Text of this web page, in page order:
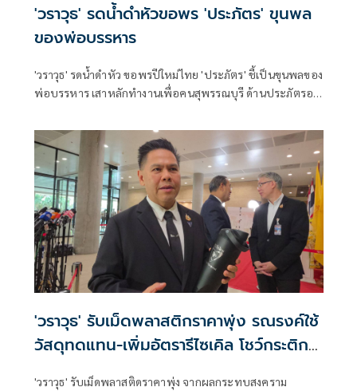
'วราวุธ' รดน้ำดำหัวขอพร 'ประภัตร' ขุนพล
ของพ่อบรรหาร
'วราวุธ' รดน้ำดำหัว ขอพรปีใหม่ไทย 'ประภัตร' ชี้เป็นขุนพลของ
พ่อบรรหาร เสาหลักทำงานเพื่อคนสุพรรณบุรี ด้านประภัตรอ
'วราวุธ' รับเม็ดพลาสติกราคาพุ่ง รณรงค์ใช้
วัสดุทดแทน-เพิ่มอัตรารีไซเคิล โชว์กระติก
'วราวุธ' รับเม็ดพลาสติดราคาพุ่ง จากผลกระทบสงคราม